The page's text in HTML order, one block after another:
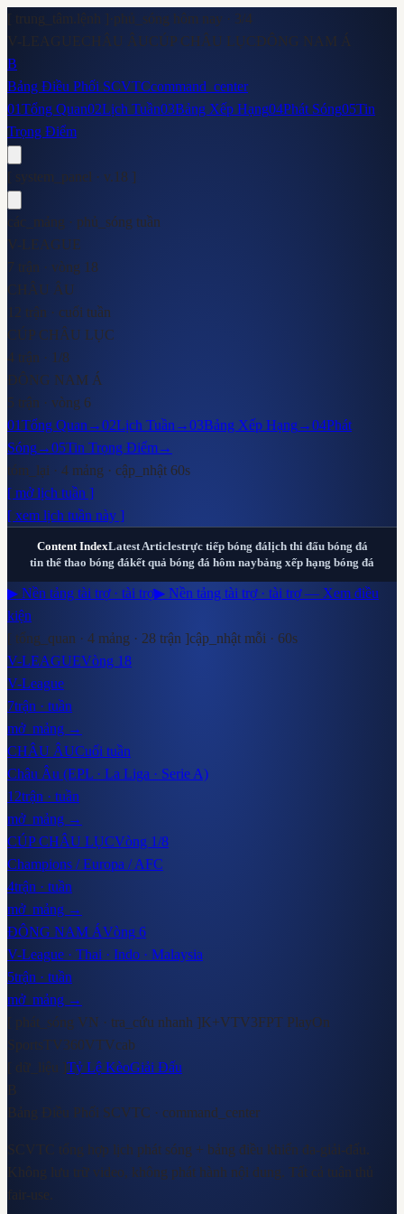
[ trung_tâm.lệnh ]·phủ_sóng hôm nay · 3/4
V-LEAGUECHÂU ÂUCÚP CHÂU LỤCĐÔNG NAM Á
B
Bảng Điều Phối SCVTCcommand_center
01Tổng Quan02Lịch Tuần03Bảng Xếp Hạng04Phát Sóng05Tin
Trọng Điểm
[ system_panel · v.18 ]
các_mảng · phủ_sóng tuần
V-LEAGUE
7 trận · vòng 18
CHÂU ÂU
12 trận · cuối tuần
CÚP CHÂU LỤC
4 trận · 1/8
ĐÔNG NAM Á
5 trận · vòng 6
01Tổng Quan →02Lịch Tuần →03Bảng Xếp Hạng →04Phát
Sóng →05Tin Trọng Điểm→
tóm_lại · 4 mảng · cập_nhật 60s
[ mở lịch tuần ]
[ xem lịch tuần này ]
Content IndexLatest Articlestrực tiếp bóng đálịch thi đấu bóng đá
tin thể thao bóng đákết quả bóng đá hôm naybảng xếp hạng bóng đá
▶ Nền tảng tài trợ · tài trợ▶ Nền tảng tài trợ · tài trợ — Xem điều
kiện
[ tổng_quan · 4 mảng · 28 trận ]cập_nhật mỗi · 60s
V-LEAGUEVòng 18
V-League
7trận · tuần
mở_mảng →
CHÂU ÂUCuối tuần
Châu Âu (EPL · La Liga · Serie A)
12trận · tuần
mở_mảng →
CÚP CHÂU LỤCVòng 1/8
Champions / Europa / AFC
4trận · tuần
mở_mảng →
ĐÔNG NAM ÁVòng 6
V-League · Thai · Indo · Malaysia
5trận · tuần
mở_mảng →
[ phát_sóng VN · tra_cứu nhanh ]K+VTV3FPT PlayOn
SportsTV360VTVcab
[ dữ_liệu ]Tỷ Lệ KèoGiải Đấu
B
Bảng Điều Phối SCVTC · command_center
SCVTC tổng hợp lịch phát sóng + bảng điều khiển đa-giải-đấu.
Không lưu trữ video, không phát hành nội dung. Tất cả tuân thủ
fair-use.